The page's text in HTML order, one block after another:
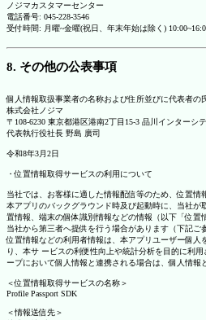
ノジマカスタマーセンター
電話番号: 045-228-3546
受付時間: 月曜~金曜(祝日、年末年始は除く)
8. その他の公表事項
個人情報取扱事業者の名称および住所並びに代表者の
株式会社ノジマ
〒108-6230 東京都港区港南2丁目15-3 品川インターシ
代表執行役社長 野島 廣司
令和8年3月2日
・位置情報取得サービスの利用について
当社では、お客様に適した情報配信等のため、位置情
本アプリのバックグラウンド時及び起動時に、当社が
置情報、端末の個体識別情報などの情報（以下「位置
当社から第三者へ提供を行う場合があります（下記ご
位置情報などの利用者情報は、本アプリユーザー個人
り、本サ ービスの利便性向上や統計分析を目的に利
ープにおいて個人情報と連携される場合は、個人情報
＜位置情報取得サービスの名称＞
Profile Passport SDK
＜情報送信先＞